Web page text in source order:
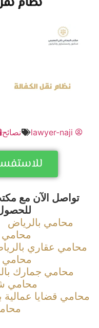
lawyer-naji نصائح
تواصل الآن مع مكتب
للحصول
محامي بالرياض
محامي
عقاري بالرياض
محامي
محامي جمارك
محامي
قضايا عمالية
محامي